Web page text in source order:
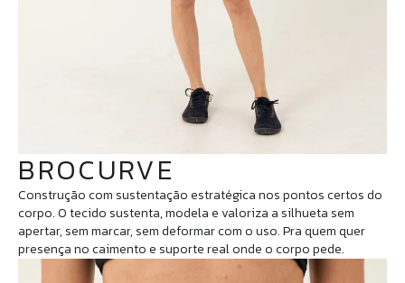
BROCURVE
Construção com sustentação estratégica nos pontos certos do
corpo. O tecido sustenta, modela e valoriza a silhueta sem
apertar, sem marcar, sem deformar com o uso. Pra quem quer
presença no caimento e suporte real onde o corpo pede.